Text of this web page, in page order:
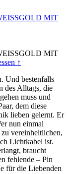
MIT
MIT
↑
Und bestenfalls
des Alltags, die
muss und
dem diese
lieben gelernt. Er
nun einmal
vereinheitlichen,
Lichtkabel ist.
braucht
fehlende – Pin
für die Liebenden